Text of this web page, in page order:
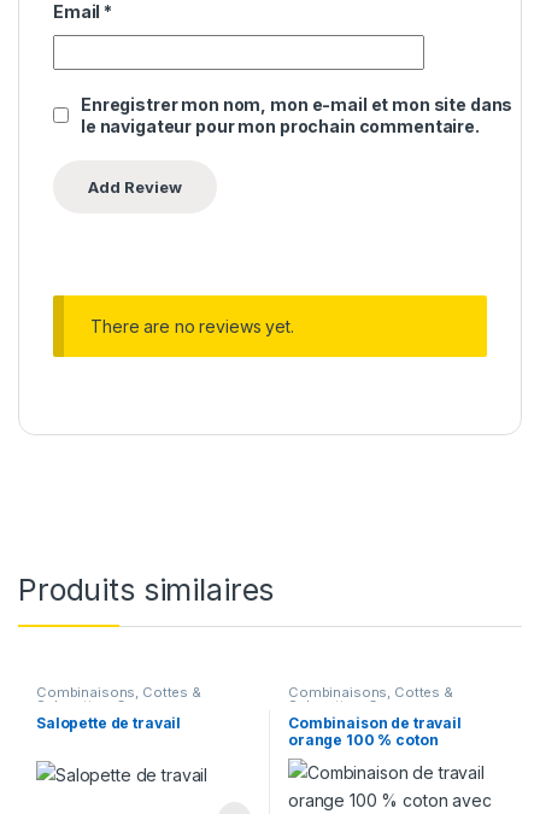
Email *
Enregistrer mon nom, mon e-mail et mon site dans
le navigateur pour mon prochain commentaire.
There are no reviews yet.
Produits similaires
Combinaisons, Cottes &
Salopettes Corps
Salopette de travail
Combinaisons, Cottes &
Salopettes Corps
Combinaison de travail
orange 100 % coton